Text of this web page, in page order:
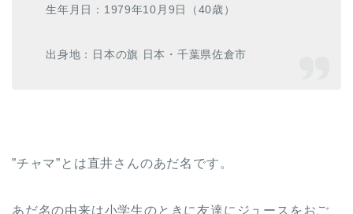
生年月日：1979年10月9日（40歳）
出身地：日本の旗 日本・千葉県佐倉市
”チャマ”とは直井さんのあだ名です。
あだ名の由来は小学生のときに友達にジュースをおご